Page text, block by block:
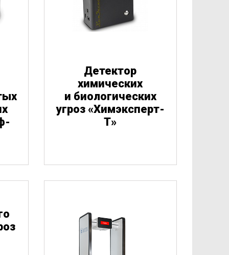
Детектор
химических
и биологических
угроз «Химэксперт-
Т»